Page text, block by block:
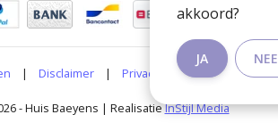
| Disclaimer | Privacy Policy RSS Feed
- Huis Baeyens | RealisatieInStijl Media
akkoord?
JA NEE